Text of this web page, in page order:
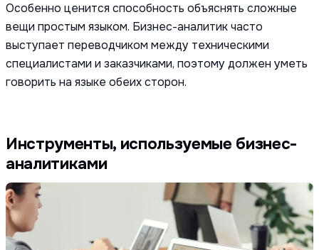
Особенно ценится способность объяснять сложные
вещи простым языком. Бизнес-аналитик часто
выступает переводчиком между техническими
специалистами и заказчиками, поэтому должен уметь
говорить на языке обеих сторон.
Инструменты, используемые бизнес-
аналитиками